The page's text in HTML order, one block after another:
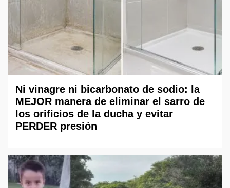
Ni vinagre ni bicarbonato de sodio: la
MEJOR manera de eliminar el sarro de
los orificios de la ducha y evitar
PERDER presión